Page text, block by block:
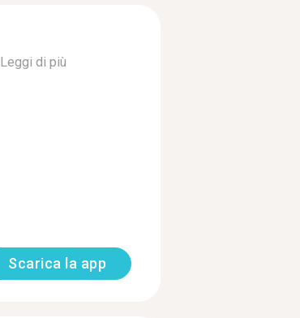
Leggi di più
Scarica la app